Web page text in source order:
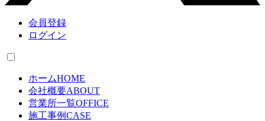
会員登録
ログイン
ホームHOME
会社概要ABOUT
営業所一覧OFFICE
施工事例CASE